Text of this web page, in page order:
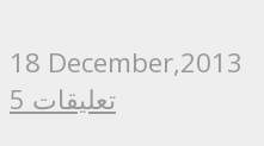
18 December,2013
5 تعليقات